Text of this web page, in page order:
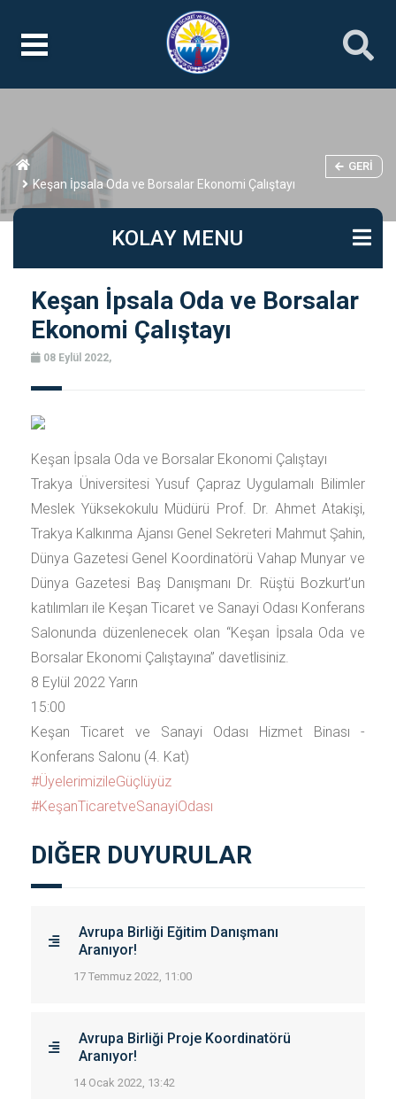
Keşan İpsala Oda ve Borsalar Ekonomi Çalıştayı
GERI
KOLAY MENU
Keşan İpsala Oda ve Borsalar
Ekonomi Çalıştayı
08 Eylül 2022,
Keşan İpsala Oda ve Borsalar Ekonomi Çalıştayı
Trakya Üniversitesi Yusuf Çapraz Uygulamalı Bilimler
Meslek Yüksekokulu Müdürü Prof. Dr. Ahmet Atakişi,
Trakya Kalkınma Ajansı Genel Sekreteri Mahmut Şahin,
Dünya Gazetesi Genel Koordinatörü Vahap Munyar ve
Dünya Gazetesi Baş Danışmanı Dr. Rüştü Bozkurt’un
katılımları ile Keşan Ticaret ve Sanayi Odası Konferans
Salonunda düzenlenecek olan “Keşan İpsala Oda ve
Borsalar Ekonomi Çalıştayına” davetlisiniz.
8 Eylül 2022 Yarın
15:00
Keşan Ticaret ve Sanayi Odası Hizmet Binası -
Konferans Salonu (4. Kat)
#ÜyelerimizileGüçlüyüz
#KeşanTicaretveSanayiOdası
DIĞER DUYURULAR
Avrupa Birliği Eğitim Danışmanı
Aranıyor!
17 Temmuz 2022, 11:00
Avrupa Birliği Proje Koordinatörü
Aranıyor!
14 Ocak 2022, 13:42